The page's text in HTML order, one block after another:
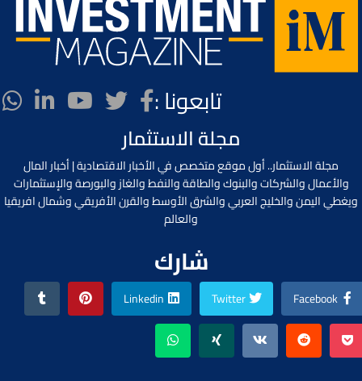
تابعونا :
مجلة الاستثمار
مجلة الاستثمار.. أول موقع متخصص في الأخبار الاقتصادية | أخبار المال
والأعمال والشركات والبنوك والطاقة والنفط والغاز والبورصة والإستثمارات
ويغطي اليمن والخليج العربي والشرق الأوسط والقرن الأفريقي وشمال افريقيا
والعالم
شارك
Facebook
Twitter
Linkedin